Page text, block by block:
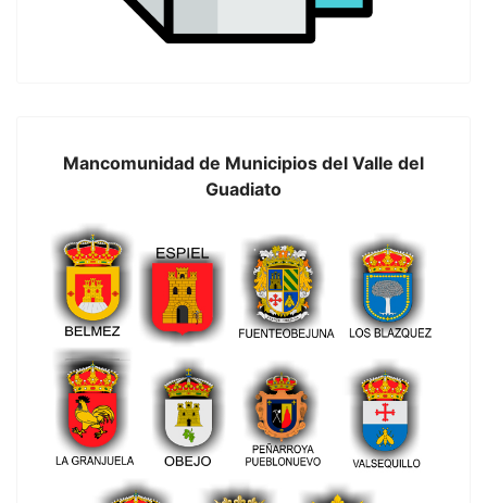
Mancomunidad de Municipios del Valle del
Guadiato